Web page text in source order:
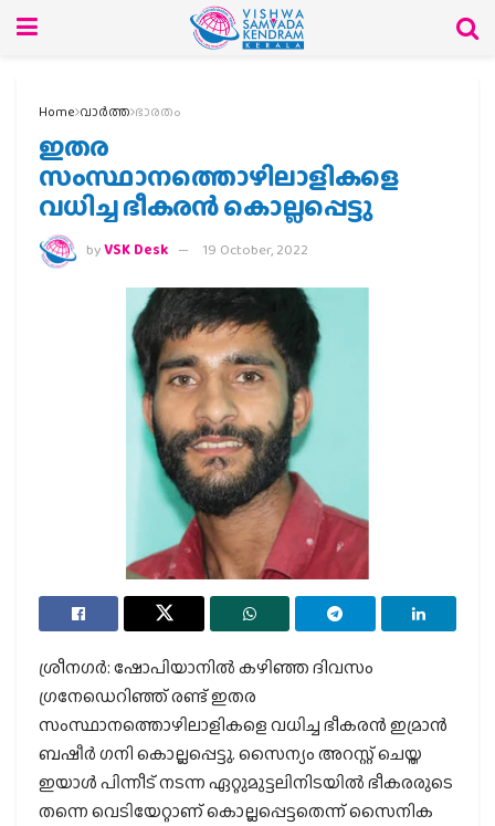
Home വാര്‍ത്ത ഭാരതം
ഇതര
സംസ്ഥാനത്തൊഴിലാളികളെ
വധിച്ച ഭീകരന്‍ കൊല്ലപ്പെട്ടു
byVSK Desk 19 October, 2022
ശ്രീനഗര്‍: ഷോപിയാനില്‍ കഴിഞ്ഞ ദിവസം
ഗ്രനേഡെറിഞ്ഞ് രണ്ട് ഇതര
സംസ്ഥാനത്തൊഴിലാളികളെ വധിച്ച ഭീകരന്‍ ഇമ്രാന്‍
ബഷീര്‍ ഗനി കൊല്ലപ്പെട്ടു. സൈന്യം അറസ്റ്റ് ചെയ്ത
ഇയാള്‍ പിന്നീട് നടന്ന ഏറ്റുമുട്ടലിനിടയില്‍ ഭീകരരുടെ
തന്നെ വെടിയേറ്റാണ് കൊല്ലപ്പെട്ടതെന്ന് സൈനിക